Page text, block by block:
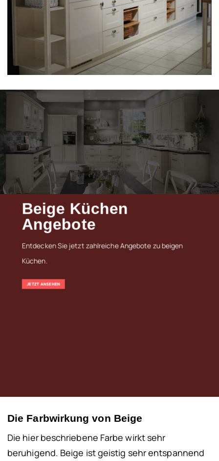
Beige Küchen
Angebote
Entdecken Sie jetzt zahlreiche Angebote zu beigen
Küchen.
JETZT ANSEHEN
Die Farbwirkung von Beige
Die hier beschriebene Farbe wirkt sehr
beruhigend. Beige ist geistig sehr entspannend